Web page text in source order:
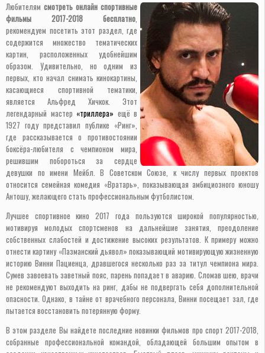
Любителям смотреть онлайн спортивные
фильмы 2017-2018 бесплатно,
рекомендуем посетить этот раздел, где
содержится множество тематических
картин, расположенных удобнейшим
образом. Удивительно, но одним из
первых, кто начал снимать кинокартины,
касающиеся спортивной тематики,
является Альфред Хичкок. Этот
легендарный мастер «триллера» ещё в
1927 году представил публике «Ринг»,
где рассказывается о противостоянии
боксёра-любителя с чемпионом мира,
решившим побороться за сердце
девушки по имени Мейбл. В Советском Союзе, к числу первых проектов
относится семейная комедия «Вратарь», показывающая амбициозного юношу
Антошу, желающего стать профессиональным футболистом.
Лучшее спортивное кино 2017 года пользуются широкой популярностью,
мотивируя молодых спортсменов на дальнейшие занятия, преодоление
собственных слабостей и достижение высоких результатов. К примеру можно
отнести картину «Пазманский дьявол» показывающий мотивирующую жизненную
историю Винни Пациенца, дравшегося несколько раз за титул чемпиона мира.
Сумев завоевать заветный пояс, парень попадает в аварию. Сломав шею, врачи
не рекомендуют выходить на ринг, дабы не подвергать себя дополнительной
опасности. Однако, в тайне от врачебного персонала, Винни посещает зал, где
пытается восстановить потерянную форму.
В этом разделе Вы найдете последние новинки фильмов про спорт 2017-2018,
собранные профессиональной командой, обладающей большим опытом в